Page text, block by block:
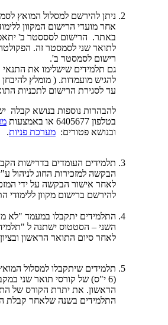
ניתן להירשם למסלול המואץ
אחר מועדי הרישום המקוון
באתר. הרישום לסססטר ב'
לתואר שני לסמסטר זה.
רישום לסמסטר ב'.
גם תלמידים שישלימו את התנאי
להגיש מועמדות. ( מומלץ
עד לסגירת הרישום לתכניות
להבהרות נוספות בנושא קבלה
בטלפון 6405677 או באמצעות
ובנושא פטורים: מערכת פניות.
תלמידים העומדים בדרישות
הבקשה למזכירות החוג לניהול
לאחר אישור הבקשה על ידי
להירשם ברישום מקוון ללימודי
התלמידים יתקבלו במעמד "לא
השני – הסטטוס ישתנה ל
לאחר סיום התואר הראשון
(6 י"ס) של קורסי תואר שני
הראשון. את יתרת הקורס של
התלמידים בשנה שלאחר קבלת